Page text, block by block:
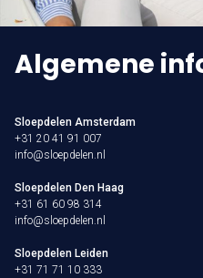
Algemene
Sloepdelen Amsterdam
+31 20 41 91 007
info@sloepdelen.nl
Sloepdelen Den Haag
+31 61 60 98 314
info@sloepdelen.nl
Sloepdelen Leiden
+31 71 71 10 333